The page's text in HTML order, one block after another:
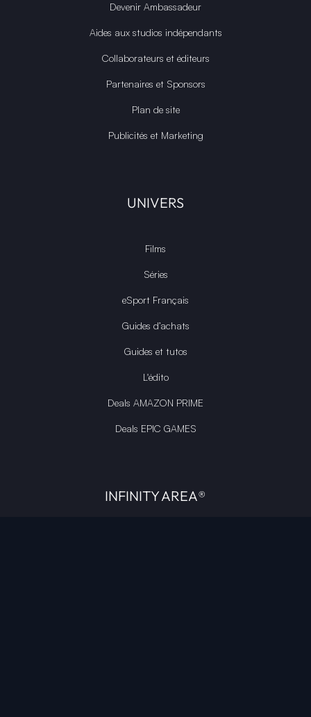
Devenir Ambassadeur
Aides aux studios indépendants
Collaborateurs et éditeurs
Partenaires et Sponsors
Plan de site
Publicités et Marketing
UNIVERS
Films
Séries
eSport Français
Guides d’achats
Guides et tutos
L'édito
Deals AMAZON PRIME
Deals EPIC GAMES
INFINITY AREA®